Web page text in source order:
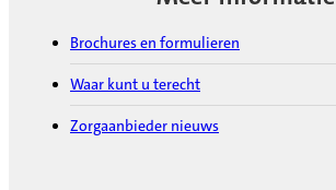
Brochures en formulieren
Waar kunt u terecht
Zorgaanbieder nieuws